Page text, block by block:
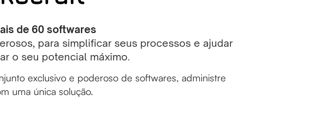
de 60 softwares
para simplificar seus processos e ajudar
o seu potencial máximo.
exclusivo e poderoso de softwares, administre
uma única solução.